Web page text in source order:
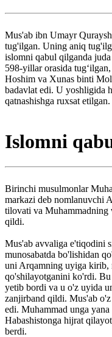
Mus'ab ibn Umayr
tug'ilgan. Uning aniq
islomni qabul qilganda
598-yillar orasida
Hoshim va Xunas binti
badavlat edi. U yoshligida
qatnashishga ruxsat etilgan.
Islomni
Birinchi musulmonlar
markazi deb nomlanuvchi
tilovati va Muhammadning
qildi.
Mus'ab avvaliga e'tiqodini
munosabatda bo'lishidan
uni Arqamning uyiga kirib,
qo'shilayotganini ko'rdi.
yetib bordi va u o'z uyida
zanjirband qildi. Mus'ab
edi. Muhammad unga
Habashistonga hijrat
berdi.